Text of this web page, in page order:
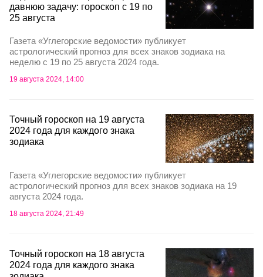
давнюю задачу: гороскоп с 19 по
25 августа
Газета «Углегорские ведомости» публикует
астрологический прогноз для всех знаков зодиака на
неделю с 19 по 25 августа 2024 года.
19 августа 2024, 14:00
Точный гороскоп на 19 августа
2024 года для каждого знака
зодиака
Газета «Углегорские ведомости» публикует
астрологический прогноз для всех знаков зодиака на 19
августа 2024 года.
18 августа 2024, 21:49
Точный гороскоп на 18 августа
2024 года для каждого знака